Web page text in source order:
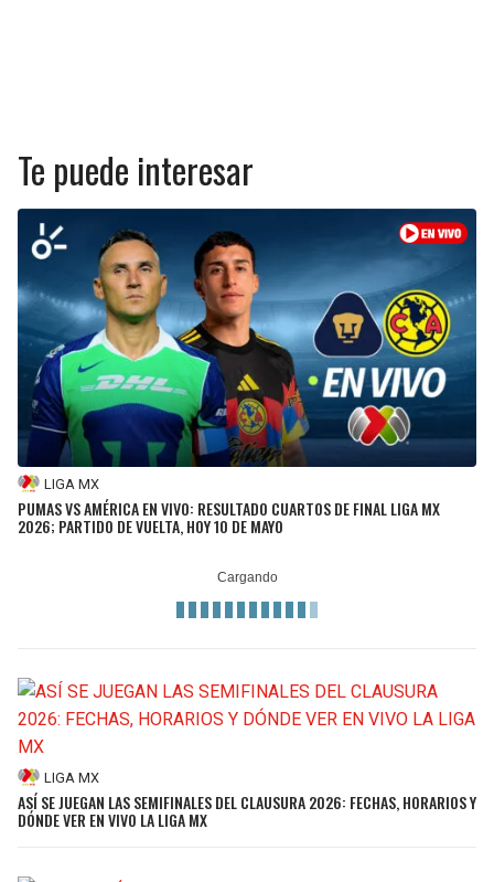
Te puede interesar
LIGA MX
PUMAS VS AMÉRICA EN VIVO: RESULTADO CUARTOS DE FINAL LIGA MX
2026; PARTIDO DE VUELTA, HOY 10 DE MAYO
LIGA MX
ASÍ SE JUEGAN LAS SEMIFINALES DEL CLAUSURA 2026: FECHAS, HORARIOS Y
DÓNDE VER EN VIVO LA LIGA MX